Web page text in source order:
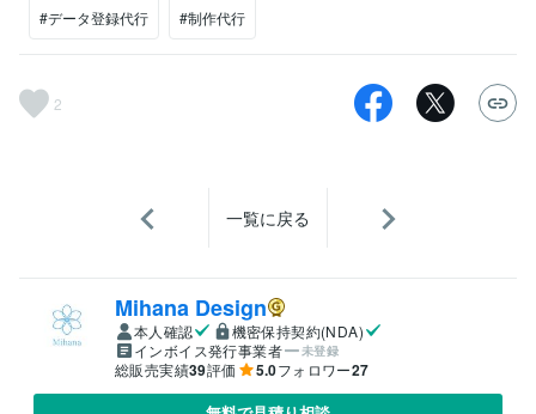
#データ登録代行 #制作代行
2
一覧に戻る
Mihana Design
本人確認
機密保持契約(NDA)
インボイス発行事業者
未登録
総販売実績39評価 5.0フォロワー27